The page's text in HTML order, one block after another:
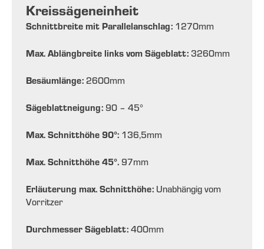
Kreissägeneinheit
Schnittbreite mit Parallelanschlag: 1270mm
Max. Ablängbreite links vom Sägeblatt: 3260mm
Besäumlänge: 2600mm
Sägeblattneigung: 90 – 45°
Max. Schnitthöhe 90°: 136,5mm
Max. Schnitthöhe 45°. 97mm
Erläuterung max. Schnitthöhe: Unabhängig vom
Vorritzer
Durchmesser Sägeblatt: 400mm